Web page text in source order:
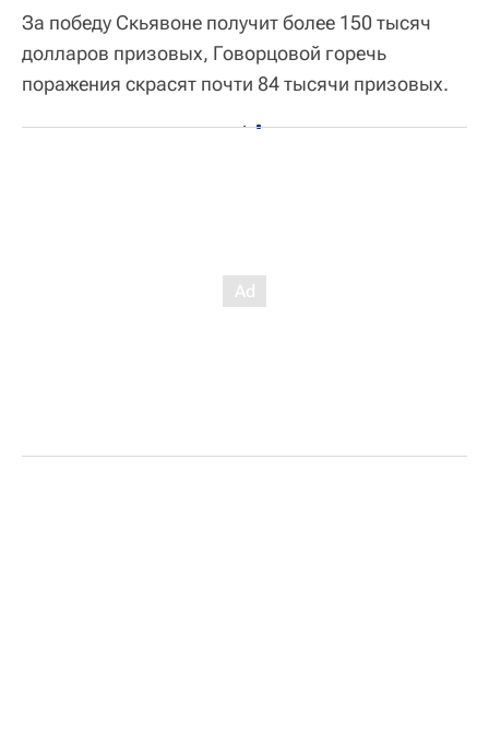
За победу Скьявоне получит более 150 тысяч
долларов призовых, Говорцовой горечь
поражения скрасят почти 84 тысячи призовых.